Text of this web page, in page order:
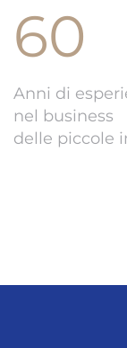
60
Anni di
nel business
delle piccole